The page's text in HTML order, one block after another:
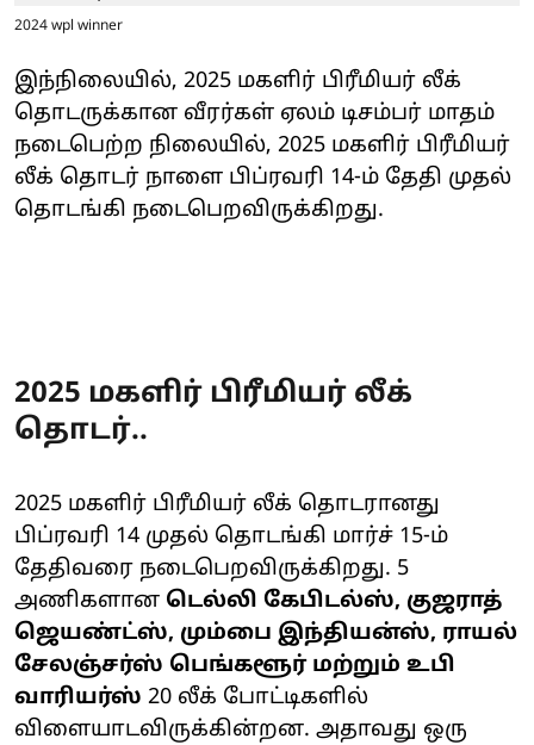
2024 wpl winner
இந்நிலையில், 2025 மகளிர் பிரீமியர் லீக்
தொடருக்கான வீரர்கள் ஏலம் டிசம்பர் மாதம்
நடைபெற்ற நிலையில், 2025 மகளிர் பிரீமியர்
லீக் தொடர் நாளை பிப்ரவரி 14-ம் தேதி முதல்
தொடங்கி நடைபெறவிருக்கிறது.
2025 மகளிர் பிரீமியர் லீக்
தொடர்..
2025 மகளிர் பிரீமியர் லீக் தொடரானது
பிப்ரவரி 14 முதல் தொடங்கி மார்ச் 15-ம்
தேதிவரை நடைபெறவிருக்கிறது. 5
அணிகளான டெல்லி கேபிடல்ஸ், குஜராத்
ஜெயண்ட்ஸ், மும்பை இந்தியன்ஸ், ராயல்
சேலஞ்சர்ஸ் பெங்களூர் மற்றும் உபி
வாரியர்ஸ் 20 லீக் போட்டிகளில்
விளையாடவிருக்கின்றன. அதாவது ஒரு